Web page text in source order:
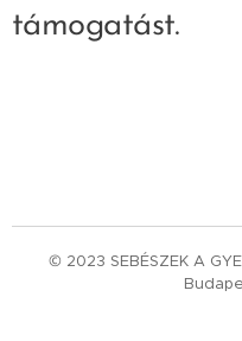
támogatást.
© 2023 SEBÉSZEK A